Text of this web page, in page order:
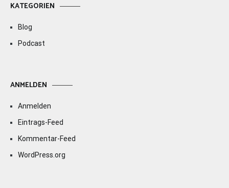
KATEGORIEN
Blog
Podcast
ANMELDEN
Anmelden
Eintrags-Feed
Kommentar-Feed
WordPress.org